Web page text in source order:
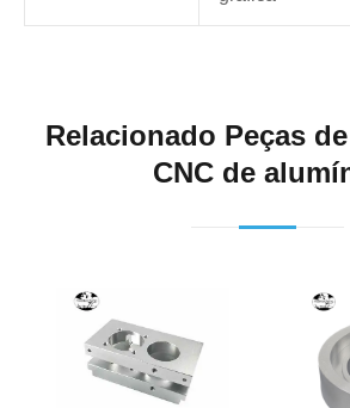
Relacionado Peças
CNC de